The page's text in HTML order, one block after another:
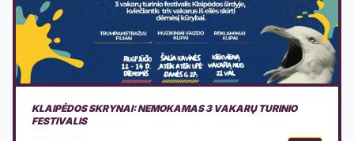
PARTIZANŲ 80-ŲJŲ ŽUVIMO METINIŲ MINĖJIMAS